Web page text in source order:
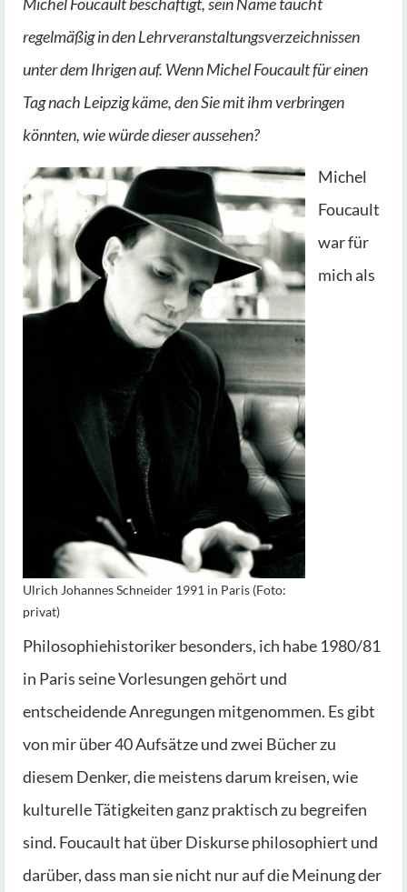
regelmäßig in den Lehrveranstaltungsverzeichnissen
unter dem Ihrigen auf. Wenn Michel Foucault für einen
Tag nach Leipzig käme, den Sie mit ihm verbringen
könnten, wie würde dieser aussehen?
Ulrich Johannes Schneider 1991 in Paris (Foto:
privat)
Michel
Foucault
war für
mich als
Philosophiehistoriker besonders, ich habe 1980/81
in Paris seine Vorlesungen gehört und
entscheidende Anregungen mitgenommen. Es gibt
von mir über 40 Aufsätze und zwei Bücher zu
diesem Denker, die meistens darum kreisen, wie
kulturelle Tätigkeiten ganz praktisch zu begreifen
sind. Foucault hat über Diskurse philosophiert und
darüber, dass man sie nicht nur auf die Meinung der